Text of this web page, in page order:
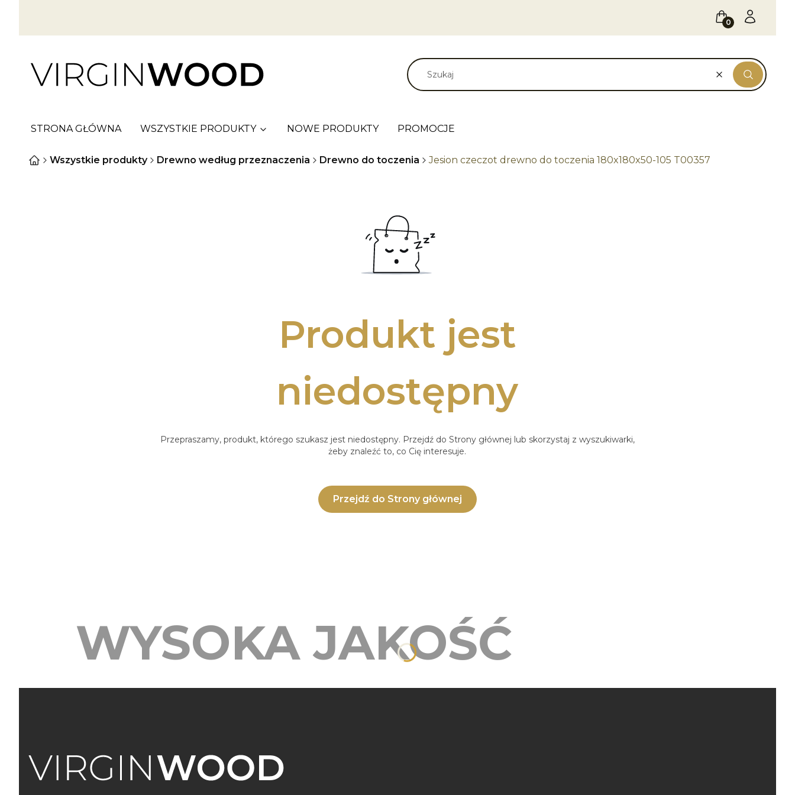
KoszykZaloguj się
WyczyśćSzukaj
STRONA GŁÓWNA WSZYSTKIE PRODUKTY NOWE PRODUKTY PROMOCJE
Wszystkie produkty Drewno według przeznaczenia Drewno do toczenia Jesion czeczot drewno do toczenia 180x180x50-105 T00357
Produkt jest
niedostępny
Przepraszamy, produkt, którego szukasz jest niedostępny. Przejdź do Strony głównej lub skorzystaj z wyszukiwarki,
żeby znaleźć to, co Cię interesuje.
Przejdź do Strony głównej
WYSOKA JAKOŚĆ